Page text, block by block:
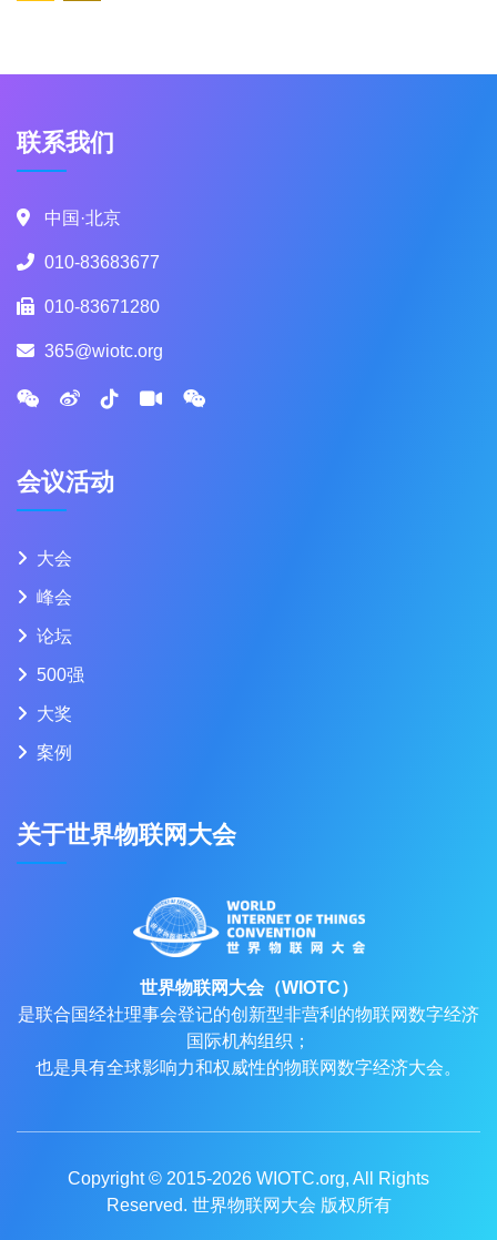
联系我们
中国·北京
010-83683677
010-83671280
365@wiotc.org
会议活动
大会
峰会
论坛
500强
大奖
案例
关于世界物联网大会
世界物联网大会（WIOTC）
是联合国经社理事会登记的创新型非营利的物联网数字经济
国际机构组织；
也是具有全球影响力和权威性的物联网数字经济大会。
Copyright © 2015-2026 WIOTC.org, All Rights
Reserved. 世界物联网大会 版权所有